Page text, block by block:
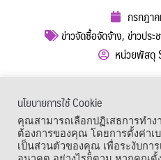
กรกฎา
ข่าวจัดซื้อจัดจ้าง,ข่าวปร
หน่วยพัสดุ
เมนูลัด
นโยบายการใช้ Cookie
คุณสามารถเลือกปฏิเสธการทำ
ต้องการของคุณ โดยการตั้งค่าเ
เป็นส่วนตัวของคุณ เพื่อระงับกา